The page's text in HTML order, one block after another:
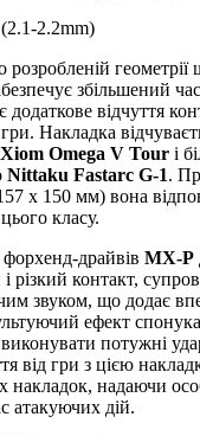
2.2mm)
розробленій геометрії
збільшений
відчуття
гри. Накладка
Xiom Omega V Tour і
Nittaku Fastarc G-1.
x 150 мм) вона
класу.
драйвів MX-P
різкий контакт,
звуком, що додає
ефект
потужні
від гри з цією
накладок, надаючи
атакуючих дій.